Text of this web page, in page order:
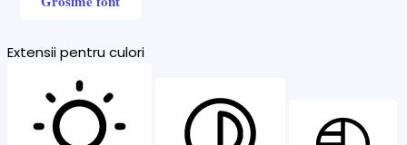
Extensii pentru culori